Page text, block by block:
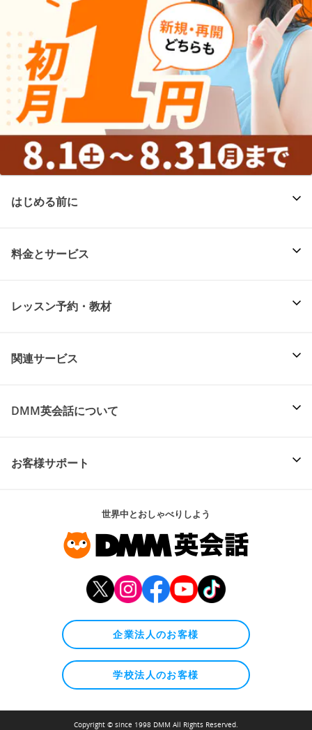
はじめる前に
料金とサービス
レッスン予約・教材
関連サービス
DMM英会話について
お客様サポート
世界中とおしゃべりしよう
企業法人のお客様
学校法人のお客様
Copyright © since 1998 DMM All Rights Reserved.